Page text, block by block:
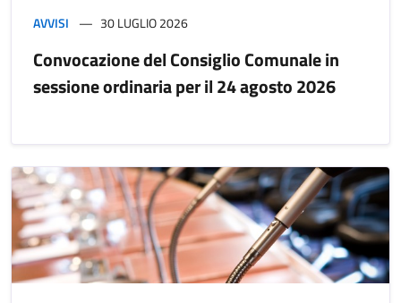
AVVISI 30 LUGLIO 2026
Convocazione del Consiglio Comunale in
sessione ordinaria per il 24 agosto 2026